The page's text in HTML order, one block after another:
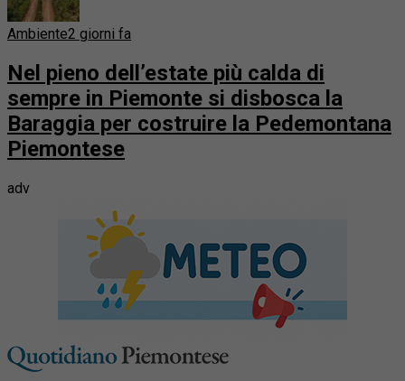
Ambiente2 giorni fa
Nel pieno dell’estate più calda di
sempre in Piemonte si disbosca la
Baraggia per costruire la Pedemontana
Piemontese
adv